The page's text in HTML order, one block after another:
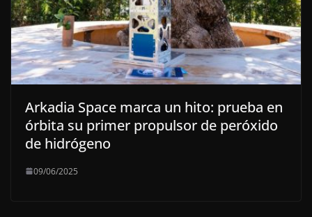
Arkadia Space marca un hito: prueba en
órbita su primer propulsor de peróxido
de hidrógeno
09/06/2025